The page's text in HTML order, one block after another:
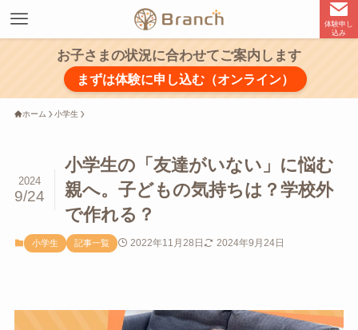
体験申し
込み
お子さまの状況に合わせてご案内します
まずは体験に申し込む（オンライン）
ホーム 小学生
小学生の「友達がいない」に悩む
親へ。子どもの気持ちは？学校外
で作れる？
2024
9/24
小学生 記事一覧 2022年11月28日 2024年9月24日